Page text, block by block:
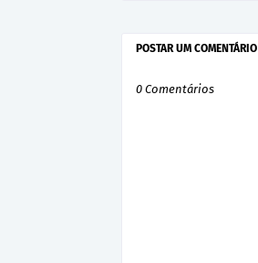
POSTAR UM COMENTÁRIO
0 Comentários